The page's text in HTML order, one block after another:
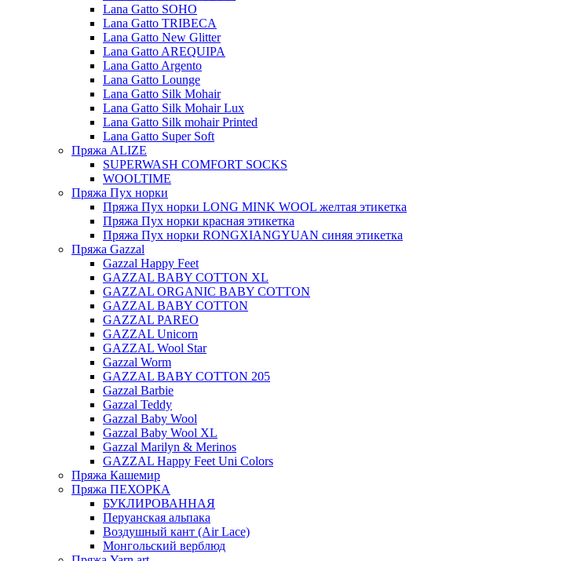
Lana Gatto SOHO
Lana Gatto TRIBECA
Lana Gatto New Glitter
Lana Gatto AREQUIPA
Lana Gatto Argento
Lana Gatto Lounge
Lana Gatto Silk Mohair
Lana Gatto Silk Mohair Lux
Lana Gatto Silk mohair Printed
Lana Gatto Super Soft
Пряжа ALIZE
SUPERWASH COMFORT SOCKS
WOOLTIME
Пряжа Пух норки
Пряжа Пух норки LONG MINK WOOL желтая этикетка
Пряжа Пух норки красная этикетка
Пряжа Пух норки RONGXIANGYUAN синяя этикетка
Пряжа Gazzal
Gazzal Happy Feet
GAZZAL BABY COTTON XL
GAZZAL ORGANIC BABY COTTON
GAZZAL BABY COTTON
GAZZAL PAREO
GAZZAL Unicorn
GAZZAL Wool Star
Gazzal Worm
GAZZAL BABY COTTON 205
Gazzal Barbie
Gazzal Teddy
Gazzal Baby Wool
Gazzal Baby Wool XL
Gazzal Marilyn & Merinos
GAZZAL Happy Feet Uni Colors
Пряжа Кашемир
Пряжа ПЕХОРКА
БУКЛИРОВАННАЯ
Перуанская альпака
Воздушный кант (Air Lace)
Монгольский верблюд